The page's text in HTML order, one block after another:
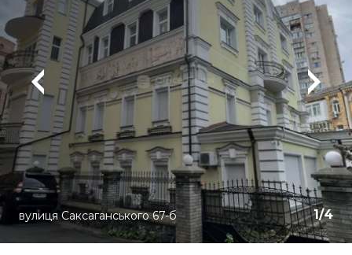
1/4
вулиця Саксаганського 67-б